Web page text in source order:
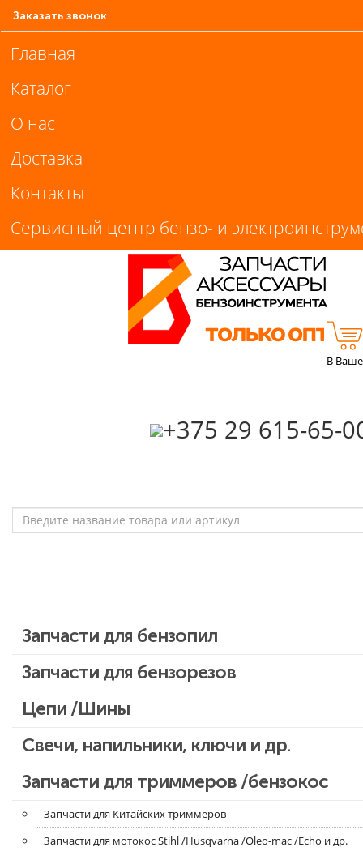
Заказать звонок
Главная
Каталог
О нас
Доставка
Контакты
Сервисный центр бензо- и
‎+375 29 615-65-
В
Запчасти для бензопил
Запчасти для бензопил Stihl
Запчасти для бензопил Oleo-mac, Echo и др.
Запчасти для бензорезов
Цепи /Шины
Свечи, напильники, ключи и др.
Запчасти для триммеров /бензокос
Запчасти для Китайских триммеров
Запчасти для мотокос Stihl /Husqvarna /Oleo-mac /Echo и др.